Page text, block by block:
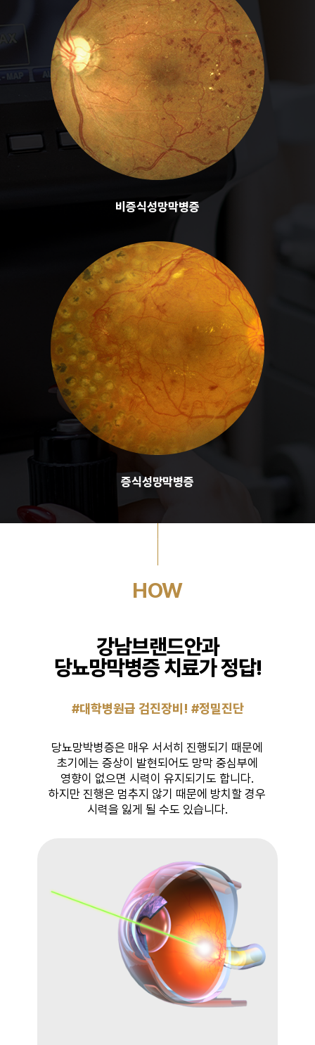
비증식성망막병증
증식성망막병증
HOW
강남브랜드안과
당뇨망막병증 치료가 정답!
#대학병원급 검진장비! #정밀진단
당뇨망박병증은 매우 서서히 진행되기 때문에
초기에는 증상이 발현되어도 망막 중심부에
영향이 없으면 시력이 유지되기도 합니다.
하지만 진행은 멈추지 않기 때문에 방치할 경우
시력을 잃게 될 수도 있습니다.